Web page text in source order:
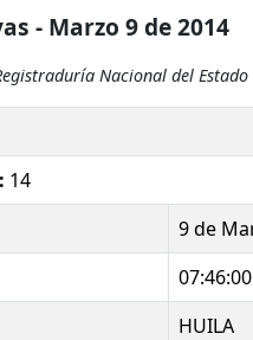
- Marzo 9 de 2014
Nacional del
14
9 de
HUILA